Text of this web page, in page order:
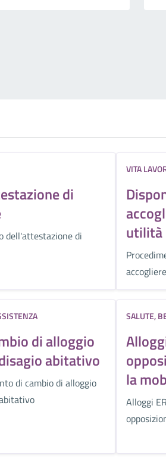
di
dell'attestazione di
VITA
utilità
di alloggio
abitativo
di cambio di alloggio
SALUTE,
la
Alloggi